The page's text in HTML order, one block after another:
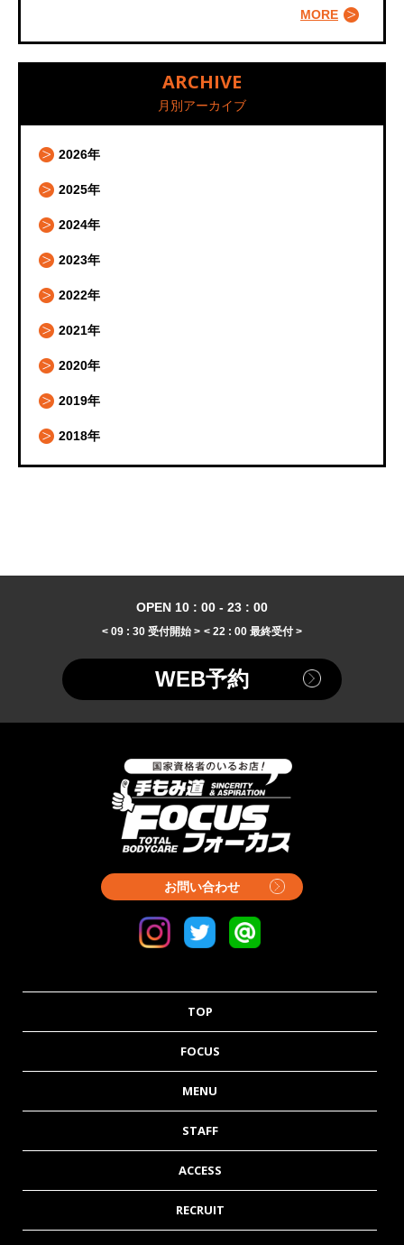
MORE
ARCHIVE
月別アーカイブ
2026年
2025年
2024年
2023年
2022年
2021年
2020年
2019年
2018年
OPEN 10 : 00 - 23 : 00
< 09 : 30 受付開始 > < 22 : 00 最終受付 >
WEB予約
お問い合わせ
TOP
FOCUS
MENU
STAFF
ACCESS
RECRUIT